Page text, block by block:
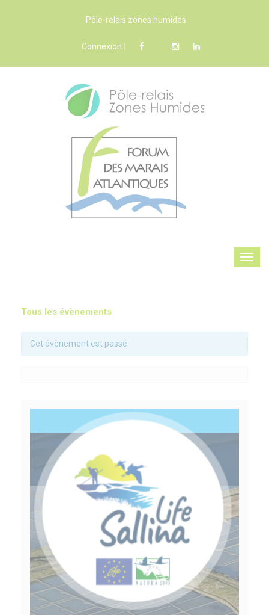
Pôle-relais zones humides
Connexion
Tous les évènements
Cet évènement est passé